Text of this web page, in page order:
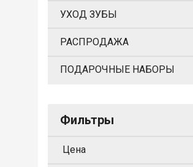
УХОД ЗУБЫ
РАСПРОДАЖА
ПОДАРОЧНЫЕ НАБОРЫ
Фильтры
Цена